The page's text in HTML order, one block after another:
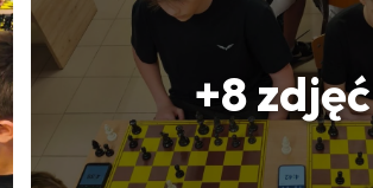
+8 zdjęć